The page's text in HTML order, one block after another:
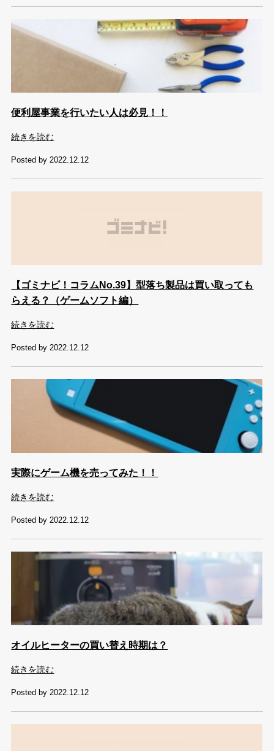
便利屋事業を行いたい人は必見！！
続きを読む
Posted by 2022.12.12
【ゴミナビ！コラムNo.39】型落ち製品は買い取っても
らえる？（ゲームソフト編）
続きを読む
Posted by 2022.12.12
実際にゲーム機を売ってみた！！
続きを読む
Posted by 2022.12.12
オイルヒーターの買い替え時期は？
続きを読む
Posted by 2022.12.12